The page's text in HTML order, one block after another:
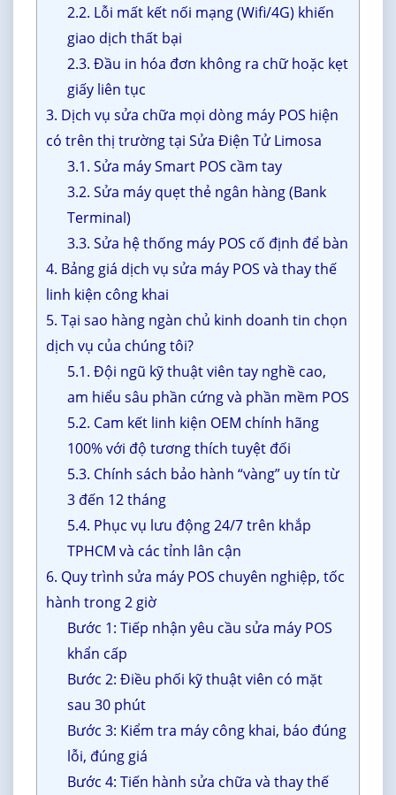
2.2. Lỗi mất kết nối mạng (Wifi/4G) khiến
giao dịch thất bại
2.3. Đầu in hóa đơn không ra chữ hoặc kẹt
giấy liên tục
3. Dịch vụ sửa chữa mọi dòng máy POS hiện
có trên thị trường tại Sửa Điện Tử Limosa
3.1. Sửa máy Smart POS cầm tay
3.2. Sửa máy quẹt thẻ ngân hàng (Bank
Terminal)
3.3. Sửa hệ thống máy POS cố định để bàn
4. Bảng giá dịch vụ sửa máy POS và thay thế
linh kiện công khai
5. Tại sao hàng ngàn chủ kinh doanh tin chọn
dịch vụ của chúng tôi?
5.1. Đội ngũ kỹ thuật viên tay nghề cao,
am hiểu sâu phần cứng và phần mềm POS
5.2. Cam kết linh kiện OEM chính hãng
100% với độ tương thích tuyệt đối
5.3. Chính sách bảo hành “vàng” uy tín từ
3 đến 12 tháng
5.4. Phục vụ lưu động 24/7 trên khắp
TPHCM và các tỉnh lân cận
6. Quy trình sửa máy POS chuyên nghiệp, tốc
hành trong 2 giờ
Bước 1: Tiếp nhận yêu cầu sửa máy POS
khẩn cấp
Bước 2: Điều phối kỹ thuật viên có mặt
sau 30 phút
Bước 3: Kiểm tra máy công khai, báo đúng
lỗi, đúng giá
Bước 4: Tiến hành sửa chữa và thay thế